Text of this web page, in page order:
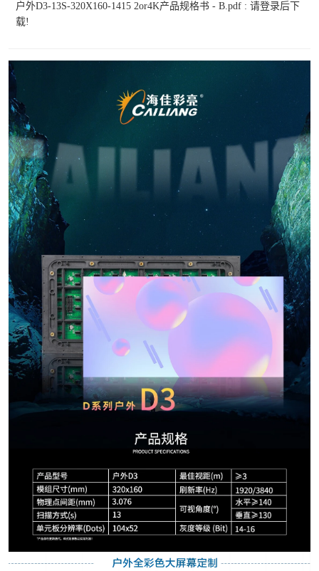
户外D3-13S-320X160-1415 2or4K产品规格书 - B.pdf : 请登录后下
载!